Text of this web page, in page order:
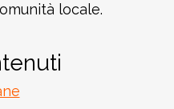
locale.